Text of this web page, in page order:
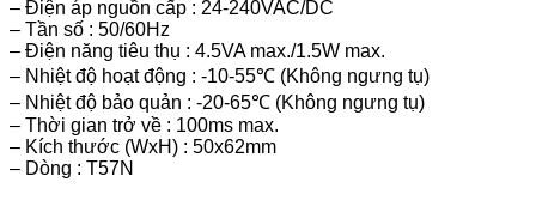
– Điện áp nguồn cấp : 24-240VAC/DC
– Tần số : 50/60Hz
– Điện năng tiêu thụ : 4.5VA max./1.5W max.
– Nhiệt độ hoạt động : -10-55℃ (Không ngưng tụ)
– Nhiệt độ bảo quản : -20-65℃ (Không ngưng tụ)
– Thời gian trở về : 100ms max.
– Kích thước (WxH) : 50x62mm
– Dòng : T57N